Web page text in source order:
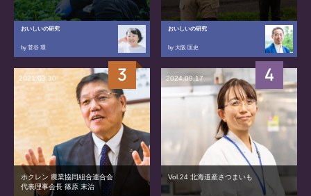
おいしいの研究
by 菅谷 環
おいしいの研究
by 大阪 匡史
2021.03.30
ホクレン 農業協同組合連合会
代表理事会長 篠原 末治
2024.09.17
Vol.24 北海道産さつまいも